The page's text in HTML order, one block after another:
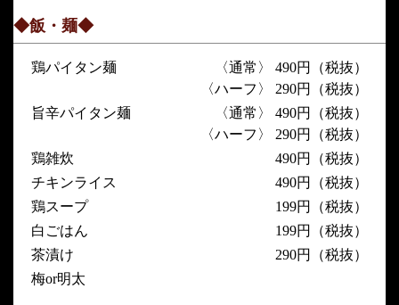
◆飯・麺◆
鶏パイタン麺
〈通常〉 490円（税抜）
〈ハーフ〉 290円（税抜）
旨辛パイタン麺
〈通常〉 490円（税抜）
〈ハーフ〉 290円（税抜）
鶏雑炊
490円（税抜）
チキンライス
490円（税抜）
鶏スープ
199円（税抜）
白ごはん
199円（税抜）
茶漬け
290円（税抜）
梅or明太